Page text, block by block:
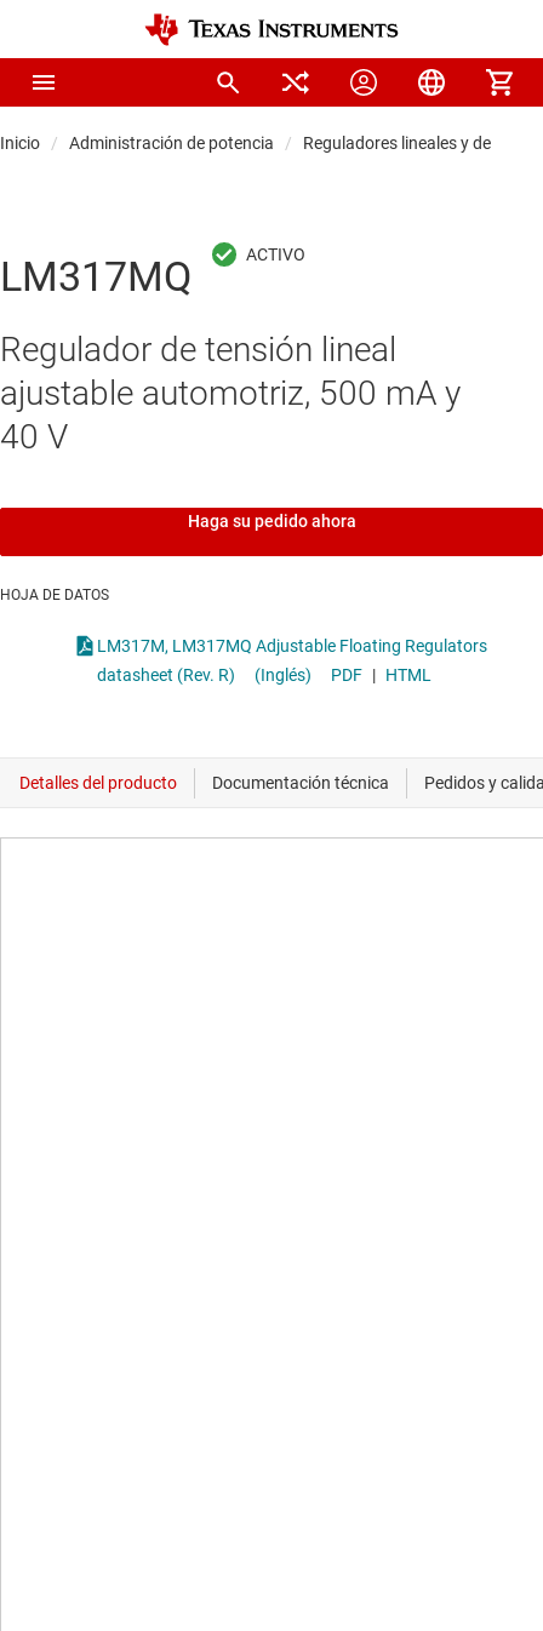
Inicio Administración de potencia Reguladores lineales y de baja
LM317MQ
Regulador de tensión lineal
ajustable automotriz, 500 mA y
40 V
Haga su pedido ahora
HOJA DE DATOS
LM317M, LM317MQ Adjustable Floating Regulators
datasheet (Rev. R)
(Inglés) PDF | HTML